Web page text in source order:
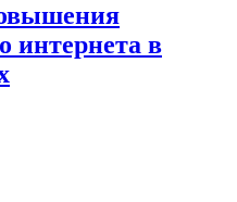
интернета в